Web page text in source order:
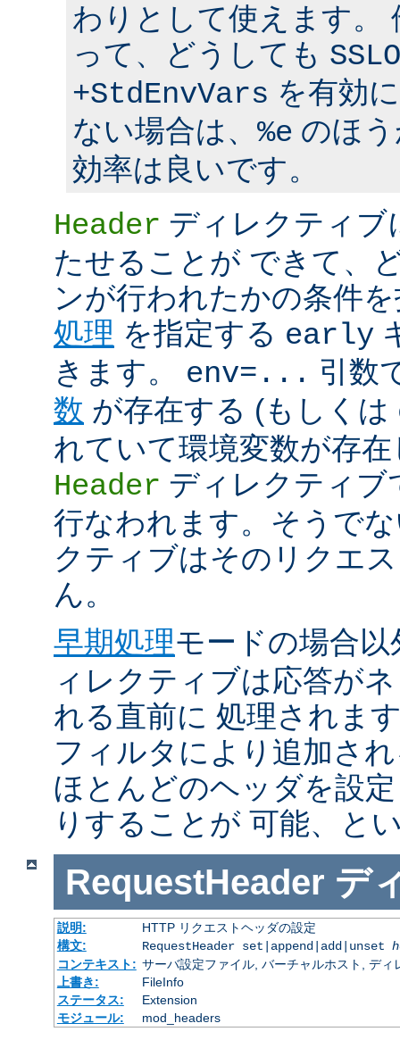
わりとして使えます。
って、どうしても
+StdEnvVars を有効
ない場合は、 %e のほ
効率は良いです。
Header ディレクティブ
たせることが できて、
ンが行われたかの条件
処理 を指定する early
きます。 env=... 引数
数 が存在する (もしくは
れていて環境変数が存
Header ディレクティブ
行なわれます。そうで
クティブはそのリクエ
ん。
早期処理モードの場合
ィレクティブは応答が
れる直前に 処理されま
フィルタにより追加さ
ほとんどのヘッダを設
りすることが 可能、と
RequestHeader デ
説明:
HTTP リクエストヘッダの設定
構文:
RequestHeader set|append|add|unset
コンテキスト: サーバ設定ファイル, バーチャルホスト, ディ
上書き:
FileInfo
ステータス:
Extension
モジュール:
mod_headers